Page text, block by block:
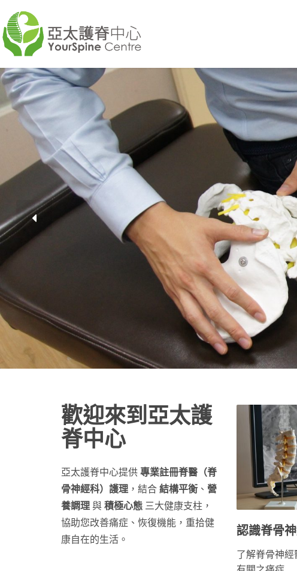
歡迎來到亞太護
脊中心
亞太護脊中心提供專業註冊脊醫（脊
骨神經科）護理 ，結合結構平衡 、 營
養調理與積極心態 三大健康支柱，
協助您改善痛症、恢復機能，重拾健
康自在的生活。
認識脊骨
了解脊骨神